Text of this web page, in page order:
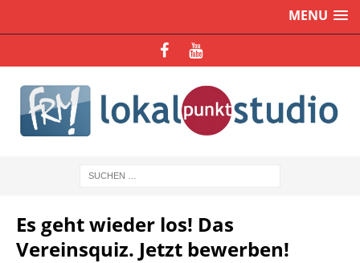
MENU
Es geht wieder los! Das
Vereinsquiz. Jetzt bewerben!